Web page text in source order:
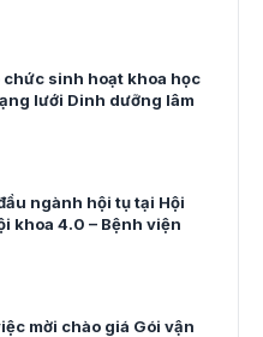
chức sinh hoạt khoa học
lưới Dinh dưỡng lâm
ngành hội tụ tại Hội
khoa 4.0 – Bệnh viện
mời chào giá Gói vận